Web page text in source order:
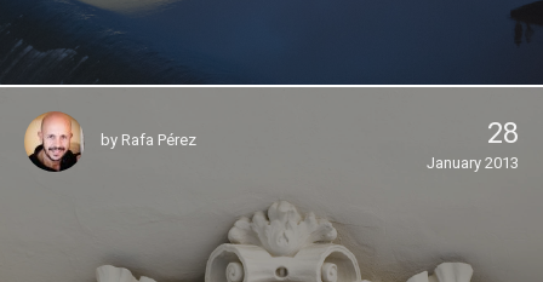
by Rafa Pérez 28
January 2013